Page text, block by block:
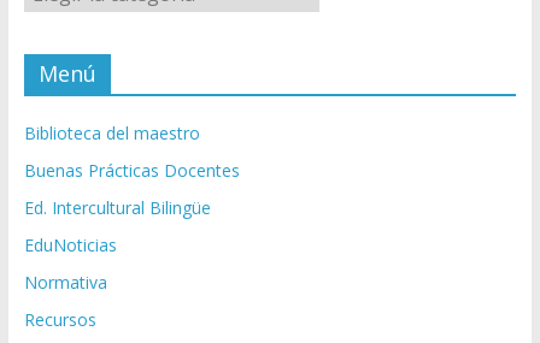
Menú
Biblioteca del maestro
Buenas Prácticas Docentes
Ed. Intercultural Bilingüe
EduNoticias
Normativa
Recursos